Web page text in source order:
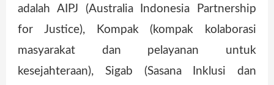
adalah AIPJ (Australia Indonesia Partnership
for Justice), Kompak (kompak kolaborasi
masyarakat dan pelayanan untuk
kesejahteraan), Sigab (Sasana Inklusi dan